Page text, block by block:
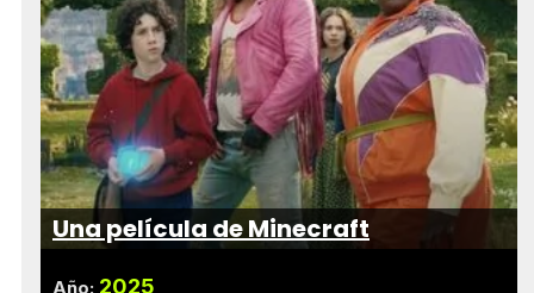
Una película de Minecraft
Año: 2025